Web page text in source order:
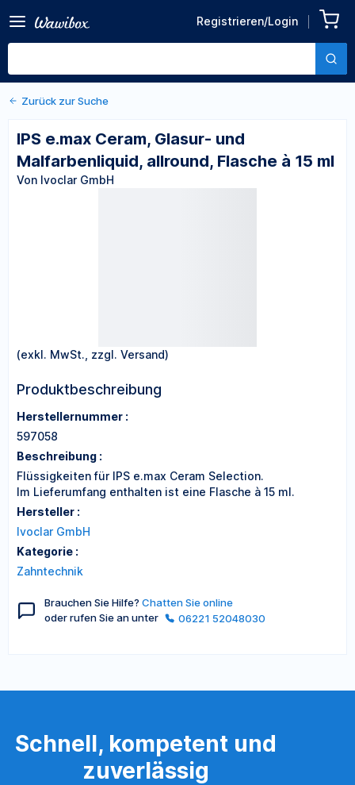
Registrieren/Login
und Malfarbenliquid,
allround, Flasche à 15 ml
Von Ivoclar GmbH
Zurück zu den Produktdetails
Zurück zur Suche
IPS e.max Ceram, Glasur- und
Malfarbenliquid, allround, Flasche à 15 ml
Von Ivoclar GmbH
(exkl. MwSt., zzgl. Versand)
Produktbeschreibung
Herstellernummer :
597058
Beschreibung :
Flüssigkeiten für IPS e.max Ceram Selection.
Im Lieferumfang enthalten ist eine Flasche à 15 ml.
Hersteller :
Ivoclar GmbH
Kategorie :
Zahntechnik
Brauchen Sie Hilfe? Chatten Sie online
oder rufen Sie an unter
06221 52048030
Schnell, kompetent und
zuverlässig